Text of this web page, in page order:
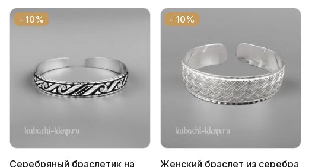
- 10%
Серебряный браслетик на
- 10%
Женский браслет из серебра